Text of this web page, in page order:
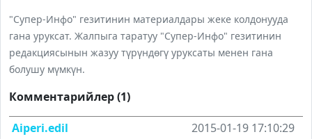
"Супер-Инфо" гезитинин материалдары жеке колдонууда
гана уруксат. Жалпыга таратуу "Супер-Инфо" гезитинин
редакциясынын жазуу түрүндөгү уруксаты менен гана
болушу мүмкүн.
Комментарийлер (1)
Aiperi.edil
2015-01-19 17:10:29